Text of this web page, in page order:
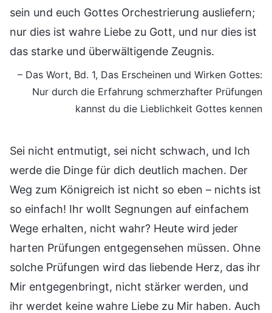
sein und euch Gottes Orchestrierung ausliefern;
nur dies ist wahre Liebe zu Gott, und nur dies ist
das starke und überwältigende Zeugnis.
– Das Wort, Bd. 1, Das Erscheinen und Wirken Gottes:
Nur durch die Erfahrung schmerzhafter Prüfungen
kannst du die Lieblichkeit Gottes kennen
Sei nicht entmutigt, sei nicht schwach, und Ich
werde die Dinge für dich deutlich machen. Der
Weg zum Königreich ist nicht so eben – nichts ist
so einfach! Ihr wollt Segnungen auf einfachem
Wege erhalten, nicht wahr? Heute wird jeder
harten Prüfungen entgegensehen müssen. Ohne
solche Prüfungen wird das liebende Herz, das ihr
Mir entgegenbringt, nicht stärker werden, und
ihr werdet keine wahre Liebe zu Mir haben. Auch